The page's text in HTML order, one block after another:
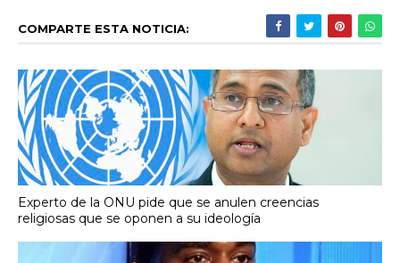
COMPARTE ESTA NOTICIA:
Experto de la ONU pide que se anulen creencias
religiosas que se oponen a su ideología